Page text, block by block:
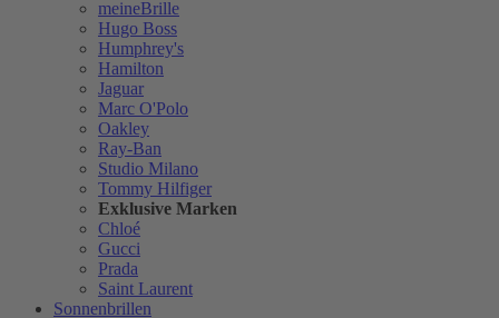
meineBrille
Hugo Boss
Humphrey's
Hamilton
Jaguar
Marc O'Polo
Oakley
Ray-Ban
Studio Milano
Tommy Hilfiger
Exklusive Marken
Chloé
Gucci
Prada
Saint Laurent
Sonnenbrillen